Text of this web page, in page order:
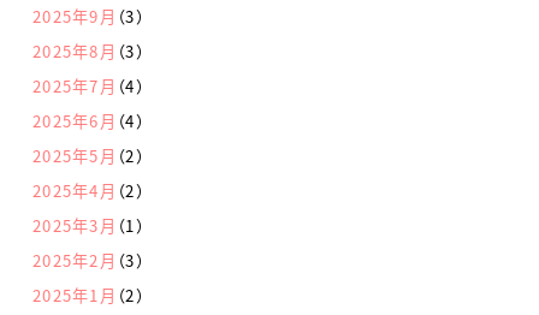
2025年9月 （3）
2025年8月 （3）
2025年7月 （4）
2025年6月 （4）
2025年5月 （2）
2025年4月 （2）
2025年3月 （1）
2025年2月 （3）
2025年1月 （2）